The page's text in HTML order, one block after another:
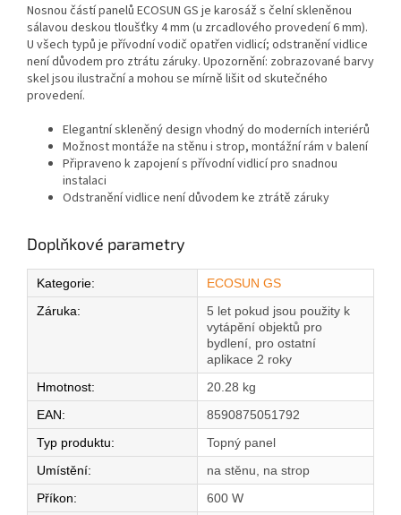
Nosnou částí panelů ECOSUN GS je karosáž s čelní skleněnou
sálavou deskou tloušťky 4 mm (u zrcadlového provedení 6 mm).
U všech typů je přívodní vodič opatřen vidlicí; odstranění vidlice
není důvodem pro ztrátu záruky. Upozornění: zobrazované barvy
skel jsou ilustrační a mohou se mírně lišit od skutečného
provedení.
Elegantní skleněný design vhodný do moderních interiérů
Možnost montáže na stěnu i strop, montážní rám v balení
Připraveno k zapojení s přívodní vidlicí pro snadnou
instalaci
Odstranění vidlice není důvodem ke ztrátě záruky
Doplňkové parametry
Kategorie:
ECOSUN GS
Záruka:
5 let pokud jsou použity k
vytápění objektů pro
bydlení, pro ostatní
aplikace 2 roky
Hmotnost:
20.28 kg
EAN:
8590875051792
Typ produktu:
Topný panel
Umístění:
na stěnu, na strop
Příkon:
600 W